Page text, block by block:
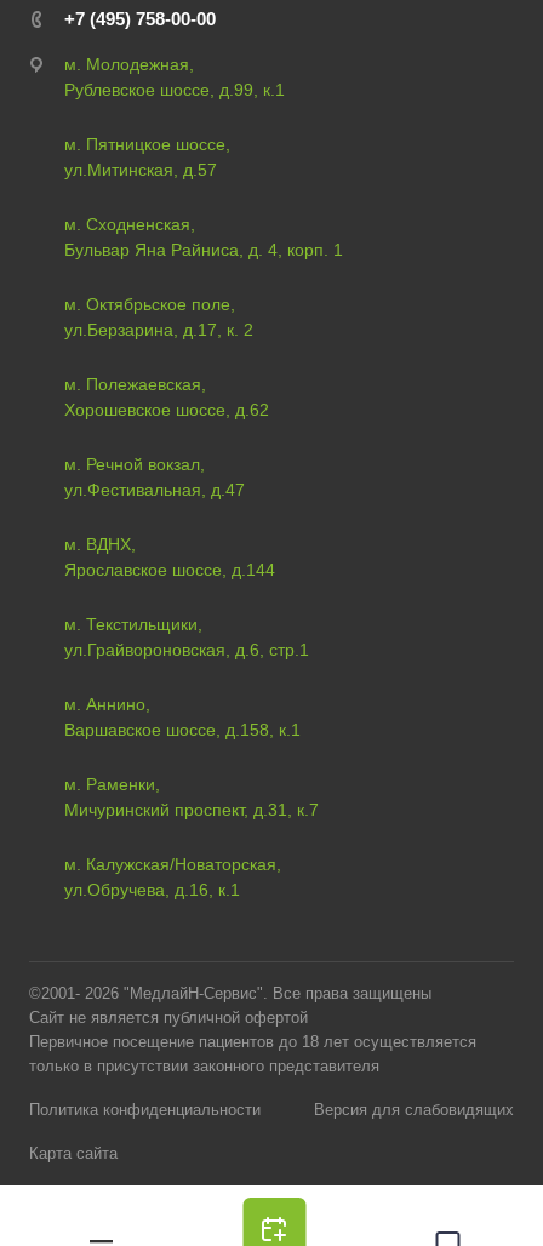
+7 (495) 758-00-00
м. Молодежная,
Рублевское шоссе, д.99, к.1
м. Пятницкое шоссе,
ул.Митинская, д.57
м. Сходненская,
Бульвар Яна Райниса, д. 4, корп. 1
м. Октябрьское поле,
ул.Берзарина, д.17, к. 2
м. Полежаевская,
Хорошевское шоссе, д.62
м. Речной вокзал,
ул.Фестивальная, д.47
м. ВДНХ,
Ярославское шоссе, д.144
м. Текстильщики,
ул.Грайвороновская, д.6, стр.1
м. Аннино,
Варшавское шоссе, д.158, к.1
м. Раменки,
Мичуринский проспект, д.31, к.7
м. Калужская/Новаторская,
ул.Обручева, д.16, к.1
©2001- 2026 "МедлайН-Сервис". Все права защищены
Сайт не является публичной офертой
Первичное посещение пациентов до 18 лет осуществляется
только в присутствии законного представителя
Политика конфиденциальности Версия для слабовидящих
Карта сайта